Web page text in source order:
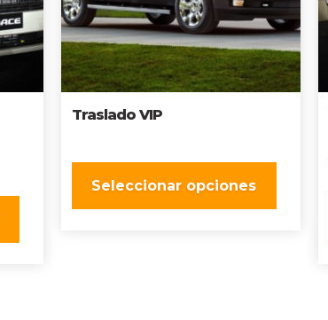
Traslado VIP
Seleccionar opciones